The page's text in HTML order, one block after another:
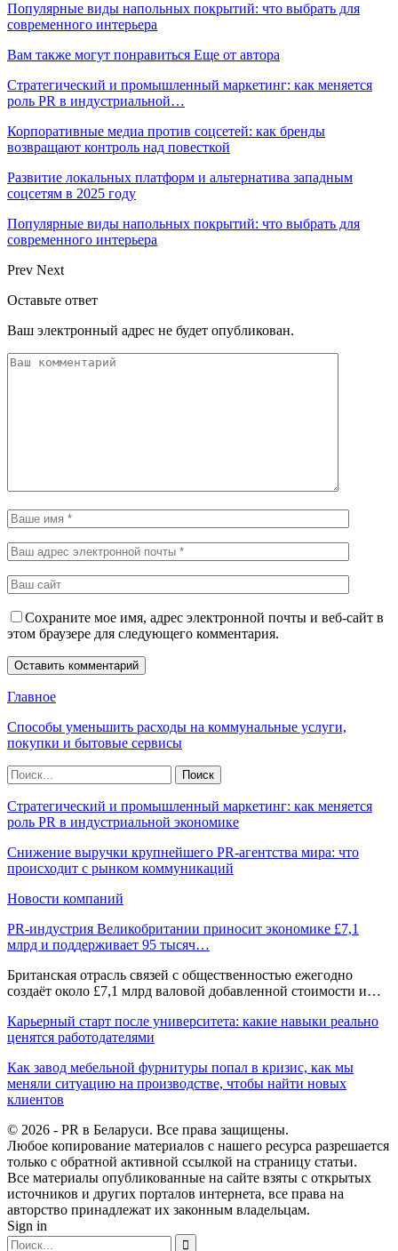
Популярные виды напольных покрытий: что выбрать для
современного интерьера
Вам также могут понравиться Еще от автора
Стратегический и промышленный маркетинг: как меняется
роль PR в индустриальной…
Корпоративные медиа против соцсетей: как бренды
возвращают контроль над повесткой
Развитие локальных платформ и альтернатива западным
соцсетям в 2025 году
Популярные виды напольных покрытий: что выбрать для
современного интерьера
Prev Next
Оставьте ответ
Ваш электронный адрес не будет опубликован.
Сохраните мое имя, адрес электронной почты и веб-сайт в
этом браузере для следующего комментария.
Главное
Способы уменьшить расходы на коммунальные услуги,
покупки и бытовые сервисы
Стратегический и промышленный маркетинг: как меняется
роль PR в индустриальной экономике
Снижение выручки крупнейшего PR-агентства мира: что
происходит с рынком коммуникаций
Новости компаний
PR-индустрия Великобритании приносит экономике £7,1
млрд и поддерживает 95 тысяч…
Британская отрасль связей с общественностью ежегодно
создаёт около £7,1 млрд валовой добавленной стоимости и…
Карьерный старт после университета: какие навыки реально
ценятся работодателями
Как завод мебельной фурнитуры попал в кризис, как мы
меняли ситуацию на производстве, чтобы найти новых
клиентов
© 2026 - PR в Беларуси. Все права защищены.
Любое копирование материалов с нашего ресурса разрешается
только с обратной активной ссылкой на страницу статьи.
Все материалы опубликованные на сайте взяты с открытых
источников и других порталов интернета, все права на
авторство принадлежат их законным владельцам.
Sign in